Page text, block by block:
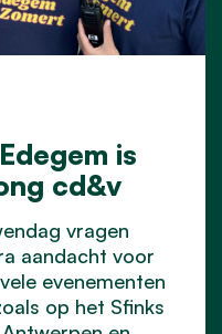
is
cd&v
vragen
aandacht voor
evenementen
op het Sfinks